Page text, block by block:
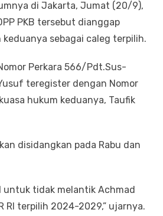
di Jakarta, Jumat (20/9),
PKB tersebut dianggap
sebagai caleg terpilih.
Perkara 566/Pdt.Sus-
teregister dengan Nomor
hukum keduanya, Taufik
disidangkan pada Rabu dan
untuk tidak melantik Achmad
RI terpilih 2024-2029,” ujarnya.